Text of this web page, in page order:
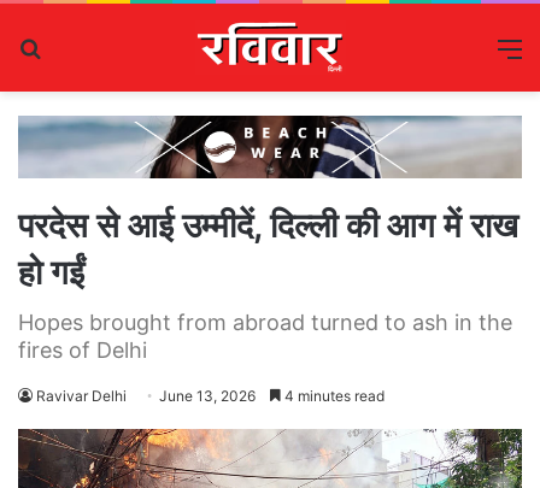
परदेस से आई उम्मीदें, दिल्ली की आग में राख
हो गईं
Hopes brought from abroad turned to ash in the
fires of Delhi
Ravivar Delhi June 13, 2026 4 minutes read